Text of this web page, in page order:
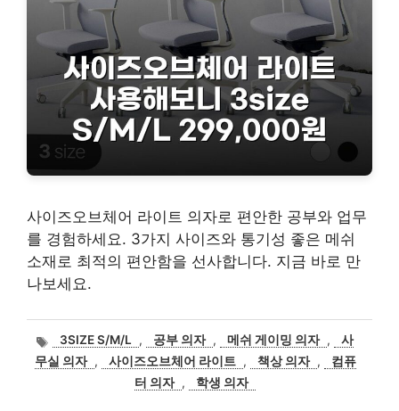
사이즈오브체어 라이트 의자로 편안한 공부와 업무
를 경험하세요. 3가지 사이즈와 통기성 좋은 메쉬
소재로 최적의 편안함을 선사합니다. 지금 바로 만
나보세요.
태
그
3SIZE S/M/L , 공부 의자 , 메쉬 게이밍 의자 ,
사
무실 의자 , 사이즈오브체어 라이트 , 책상 의자 ,
컴퓨
터 의자 , 학생 의자